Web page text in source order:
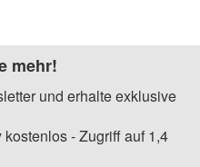
mehr!
und erhalte exklusive
- Zugriff auf 1,4